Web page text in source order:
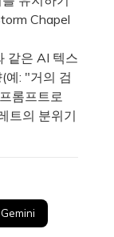
Chapel
같은 AI 텍스
예: "거의 검
롬프트로
트의 분위기
Gemini